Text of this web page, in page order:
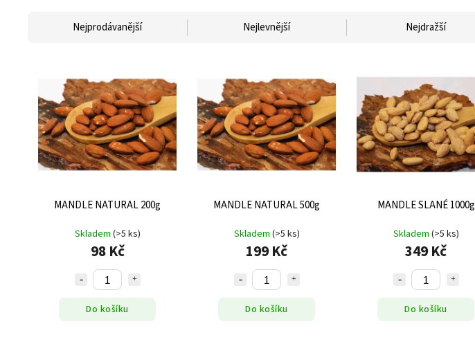
Nejprodávanější Nejlevnější Nejdražší
MANDLE NATURAL 200g
Skladem (>5 ks)
98 Kč
Do košíku
MANDLE NATURAL 500g
Skladem (>5 ks)
199 Kč
Do košíku
MANDLE SLANÉ 1000g
Skladem (>5 ks)
349 Kč
Do košíku